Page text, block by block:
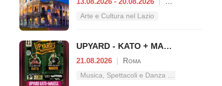
Arte e Cultura nel Lazio
UPYARD - KATO + MAHZEE concerto live
21.08.2026 | Roma